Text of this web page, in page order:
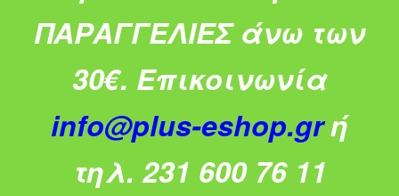
ΠΑΡΑΓΓΕΛΙΕΣ άνω των
30€. Επικοινωνία
info@plus-eshop.grή
τηλ. 231 600 76 11